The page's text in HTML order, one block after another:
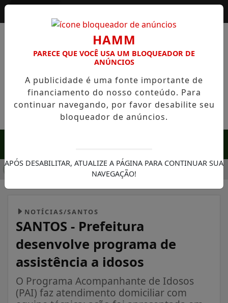
NOTÍCIAS/SANTOS
SANTOS - Prefeitura
desenvolve programa de
assistência a idosos
O Programa Acompanhante de Idosos
equipe técnica; ação foi apresentada em
evento da Opas/OMS.
HAMM
PARECE QUE VOCÊ USA UM BLOQUEADOR DE
ANÚNCIOS
A publicidade é uma fonte importante de
financiamento do nosso conteúdo. Para
continuar navegando, por favor desabilite seu
bloqueador de anúncios.
APÓS DESABILITAR, ATUALIZE A PÁGINA PARA CONTINUAR SUA
NAVEGAÇÃO!